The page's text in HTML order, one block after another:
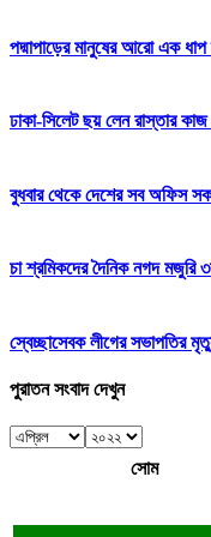
পদ্মাপাড়ের মানুষের আরো এক
ঢাকা-সিলেট ছয় লেন রাস্তার
বুধবার থেকে দেশের সব অফিস
চা শ্রমিকদের দৈনিক নগদ মজুরি
স্বেচ্ছাসেবক লীগের সভাপতির
পুরাতন সংবাদ দেখুন
সোম